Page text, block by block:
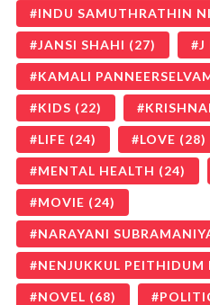
INDU SAMUTHRATHIN
JANSI SHAHI (27) J
KAMALI
KIDS (22)
LIFE (24) LOVE (28)
MENTAL HEALTH (24)
MOVIE (24)
NARAYANI
NENJUKKUL
NOVEL (68)